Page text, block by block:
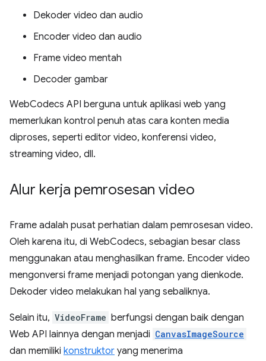
Dekoder video dan audio
Encoder video dan audio
Frame video mentah
Decoder gambar
WebCodecs API berguna untuk aplikasi web yang
memerlukan kontrol penuh atas cara konten media
diproses, seperti editor video, konferensi video,
streaming video, dll.
Alur kerja pemrosesan video
Frame adalah pusat perhatian dalam pemrosesan video.
Oleh karena itu, di WebCodecs, sebagian besar class
menggunakan atau menghasilkan frame. Encoder video
mengonversi frame menjadi potongan yang dienkode.
Dekoder video melakukan hal yang sebaliknya.
Selain itu, VideoFrame berfungsi dengan baik dengan
Web API lainnya dengan menjadi CanvasImageSource
dan memiliki konstruktor yang menerima